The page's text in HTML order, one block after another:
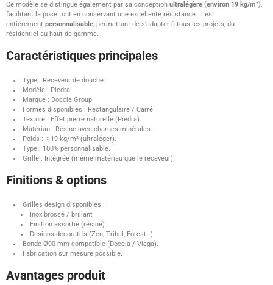
Ce modèle se distingue également par sa conception ultralégère (environ 19 kg/m²),
facilitant la pose tout en conservant une excellente résistance. Il est
entièrement personnalisable, permettant de s’adapter à tous les projets, du
résidentiel au haut de gamme.
Caractéristiques principales
Type : Receveur de douche.
Modèle : Piedra.
Marque : Doccia Group.
Formes disponibles : Rectangulaire / Carré.
Texture : Effet pierre naturelle (Piedra).
Matériau : Résine avec charges minérales.
Poids : ≈ 19 kg/m² (ultraléger).
Type : 100% personnalisable.
Grille : Intégrée (même matériau que le receveur).
Finitions & options
Grilles design disponibles :
Inox brossé / brillant
Finition assortie (résine)
Designs décoratifs (Zen, Tribal, Forest…)
Bonde Ø90 mm compatible (Doccia / Viega).
Fabrication sur mesure possible.
Avantages produit